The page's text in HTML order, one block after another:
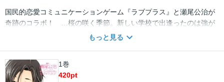
国民的恋愛コミュニケーションゲーム『ラブプラス』と瀬尾公治が
奇跡のコラボ！ …桜の咲く季節。新しい学校で出逢ったのは強が
りだけど、ホントは素直な女の子。彼女の素顔をほんの少し知った
ム『ラブプラス』と瀬尾公治が奇跡のコラボ！ …桜の咲く季節。
新しい学校で出逢ったのは強がりだけど、ホントは素直な女の子。
もっと見る
1巻
420pt